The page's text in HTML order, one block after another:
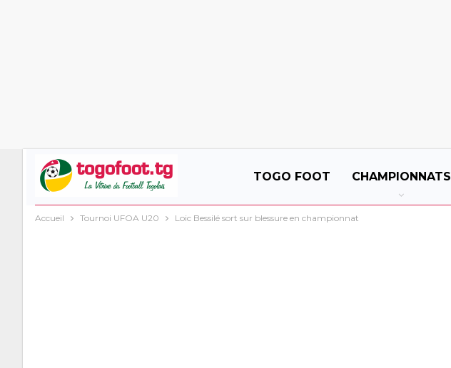
TOGO FOOT CHAMPIONNATS
Accueil Tournoi UFOA U20 Loic Bessilé sort sur blessure en championnat